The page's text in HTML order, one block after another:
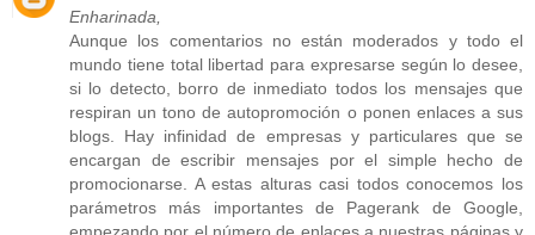
Enharinada,
Aunque los comentarios no están moderados y todo el
mundo tiene total libertad para expresarse según lo desee,
si lo detecto, borro de inmediato todos los mensajes que
respiran un tono de autopromoción o ponen enlaces a sus
blogs. Hay infinidad de empresas y particulares que se
encargan de escribir mensajes por el simple hecho de
promocionarse. A estas alturas casi todos conocemos los
parámetros más importantes de Pagerank de Google,
empezando por el número de enlaces a nuestras páginas y